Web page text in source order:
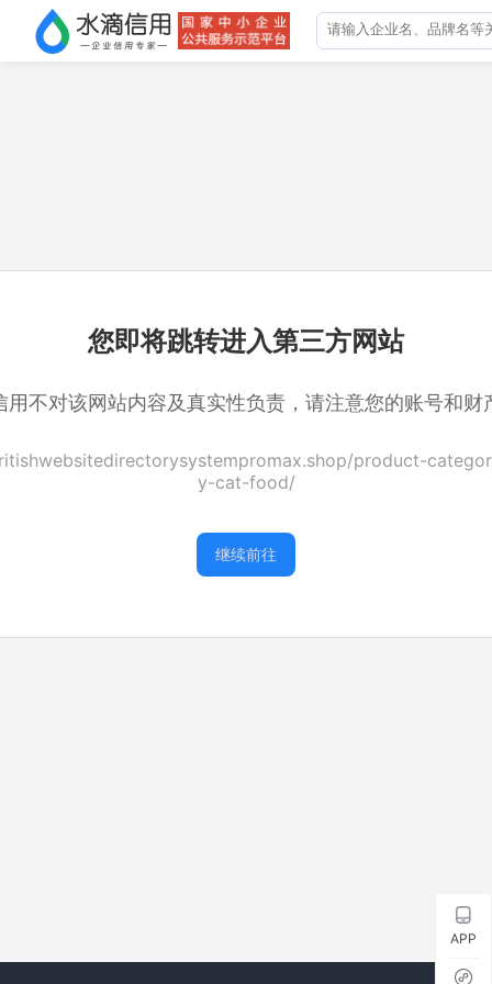
您即将跳转进入第三方网站
用不对该网站内容及真实性负责，请注意您的账号和财
product-
y-cat-food/
继续前往
APP